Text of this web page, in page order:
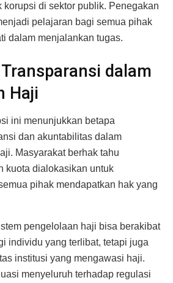
korupsi di sektor publik. Penegakan
pelajaran bagi semua pihak
dalam menjalankan tugas.
dalam
Haji
ini menunjukkan betapa
dan akuntabilitas dalam
Masyarakat berhak tahu
kuota dialokasikan untuk
pihak mendapatkan hak yang
pengelolaan haji bisa berakibat
individu yang terlibat, tetapi juga
institusi yang mengawasi haji.
menyeluruh terhadap regulasi